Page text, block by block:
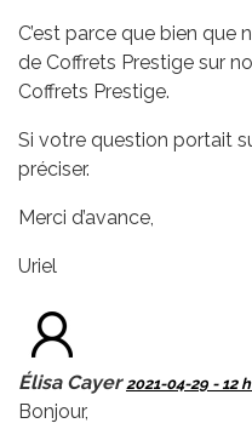
C’est parce que bien que
de Coffrets Prestige sur
Coffrets Prestige.
Si votre question portait
préciser.
Merci d’avance,
Uriel
Élisa Cayer 2021-04-29 - 12
Bonjour,